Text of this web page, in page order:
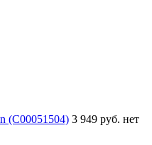
(C00051504) 3 949 руб. нет